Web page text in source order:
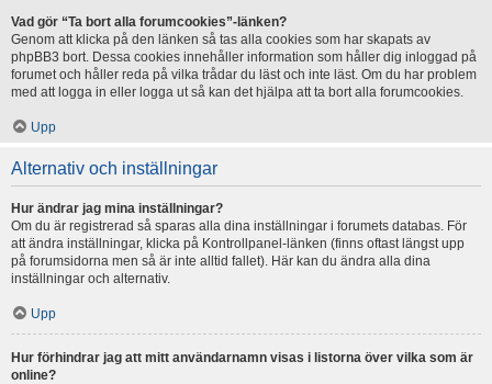
Vad gör “Ta bort alla forumcookies”-länken?
Genom att klicka på den länken så tas alla cookies som har skapats av
phpBB3 bort. Dessa cookies innehåller information som håller dig inloggad på
forumet och håller reda på vilka trådar du läst och inte läst. Om du har problem
med att logga in eller logga ut så kan det hjälpa att ta bort alla forumcookies.
Upp
Alternativ och inställningar
Hur ändrar jag mina inställningar?
Om du är registrerad så sparas alla dina inställningar i forumets databas. För
att ändra inställningar, klicka på Kontrollpanel-länken (finns oftast längst upp
på forumsidorna men så är inte alltid fallet). Här kan du ändra alla dina
inställningar och alternativ.
Upp
Hur förhindrar jag att mitt användarnamn visas i listorna över vilka som är
online?